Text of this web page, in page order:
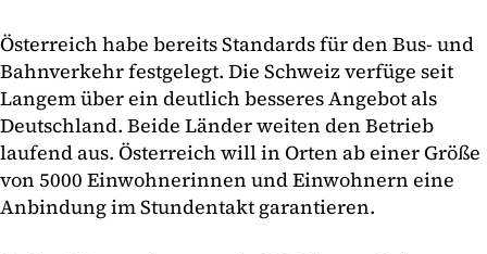
Österreich habe bereits Standards für den Bus- und
Bahnverkehr festgelegt. Die Schweiz verfüge seit
Langem über ein deutlich besseres Angebot als
Deutschland. Beide Länder weiten den Betrieb
laufend aus. Österreich will in Orten ab einer Größe
von 5000 Einwohnerinnen und Einwohnern eine
Anbindung im Stundentakt garantieren.